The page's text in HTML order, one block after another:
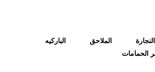
النجارة الملاحق
الباركيه
الحمامات